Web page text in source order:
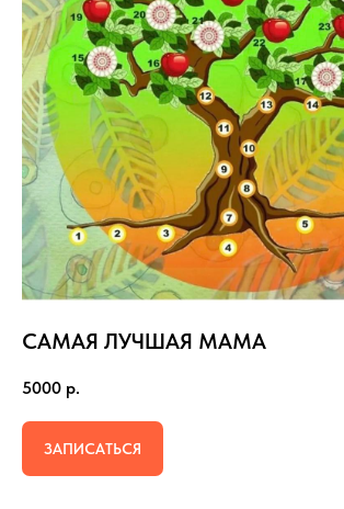
САМАЯ ЛУЧШАЯ МАМА
5000 р.
ЗАПИСАТЬСЯ